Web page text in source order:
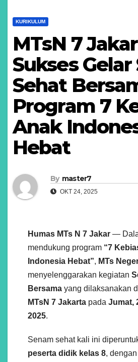
KURIKULUM
MTsN 7
Sukses
Sehat
Program 7
Anak
Hebat
By master7
OKT 24, 2025
Humas MTs N 7 Jakar —
mendukung program “7
Indonesia Hebat”, MTs
menyelenggarakan kegiatan
Bersama yang dilaksanakan
MTsN 7 Jakarta pada Jumat,
2025.
Senam sehat kali ini
peserta didik kelas 8,